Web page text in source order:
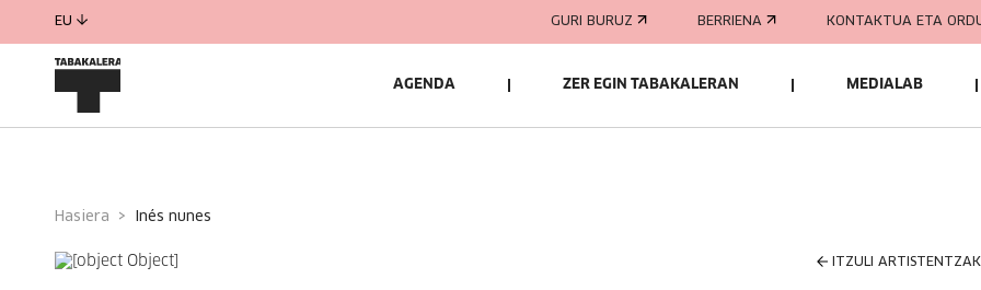
EU GURI BURUZ BERRIENA KONTAKTUA ETA
AGENDA ZER EGIN TABAKALERAN MEDIALAB
Hasiera inés nunes
ITZULI